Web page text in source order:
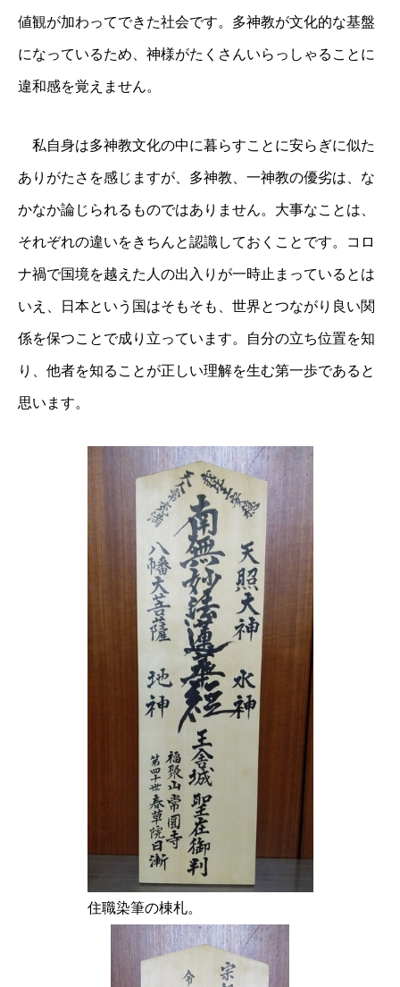
値観が加わってできた社会です。多神教が文化的な基盤
になっているため、神様がたくさんいらっしゃることに
違和感を覚えません。
私自身は多神教文化の中に暮らすことに安らぎに似た
ありがたさを感じますが、多神教、一神教の優劣は、な
かなか論じられるものではありません。大事なことは、
それぞれの違いをきちんと認識しておくことです。コロ
ナ禍で国境を越えた人の出入りが一時止まっているとは
いえ、日本という国はそもそも、世界とつながり良い関
係を保つことで成り立っています。自分の立ち位置を知
り、他者を知ることが正しい理解を生む第一歩であると
思います。
住職染筆の棟札。